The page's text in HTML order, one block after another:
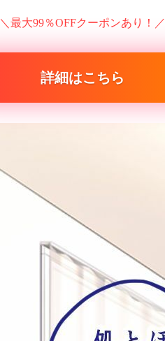
＼最大99％OFFクーポンあり！／
詳細はこちら